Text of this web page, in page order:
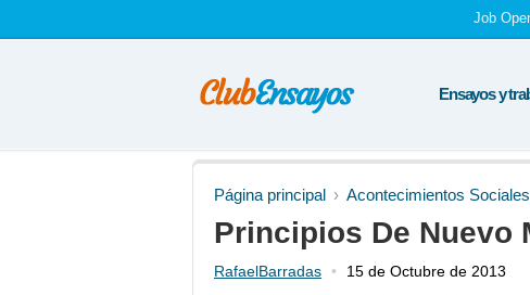
Job
Ensayos y
Página principal Acontecimientos Sociales
Principios De Nuevo
RafaelBarradas
15 de Octubre de 2013